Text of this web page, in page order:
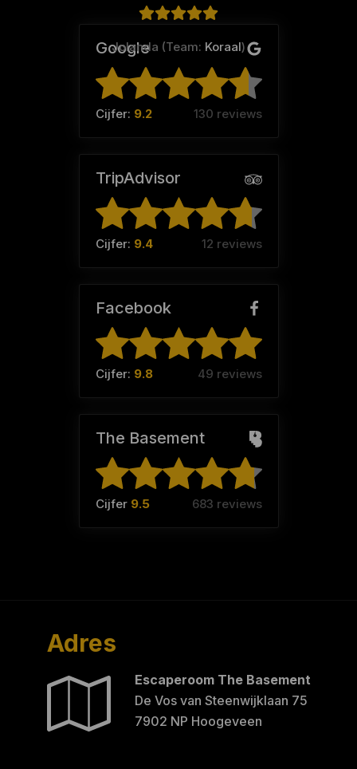
Jolanda (Team: Koraal)
Google
Cijfer: 9.2 130 reviews
TripAdvisor
Cijfer: 9.4 12 reviews
Facebook
Cijfer: 9.8 49 reviews
The Basement
Cijfer 9.5 683 reviews
Adres
Escaperoom The Basement
De Vos van Steenwijklaan 75
7902 NP Hoogeveen